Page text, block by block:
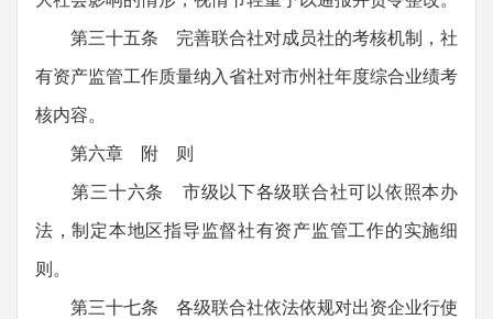
第三十五条 完善联合社对成员社的考核机制，社
有资产监管工作质量纳入省社对市州社年度综合业绩考
核内容。
第六章 附 则
第三十六条 市级以下各级联合社可以依照本办
法，制定本地区指导监督社有资产监管工作的实施细
则。
第三十七条 各级联合社依法依规对出资企业行使